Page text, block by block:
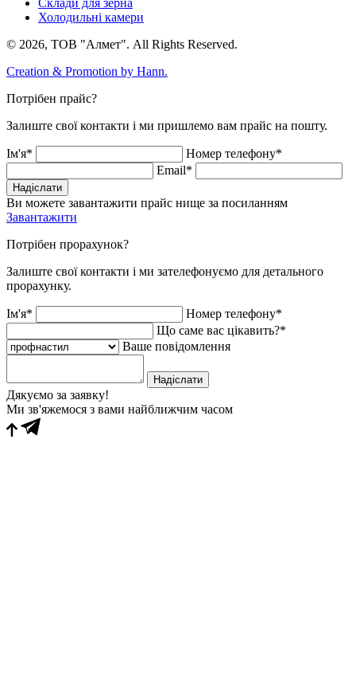
Склади для зерна
Холодильні камери
© 2026, ТОВ "Алмет". All Rights Reserved.
Creation & Promotion by Hann.
Потрібен прайс?
Залиште свої контакти і ми пришлемо вам прайс на пошту.
Ім'я*
Номер телефону*
Email*
Надіслати
Ви можете завантажити прайс нище за посиланням
Завантажити
Потрібен прорахунок?
Залиште свої контакти і ми зателефонуємо для детального
прорахунку.
Ім'я*
Номер телефону*
Що саме вас цікавить?*
Ваше повідомлення
Надіслати
Дякуємо за заявку!
Ми зв'яжемося з вами найближчим часом